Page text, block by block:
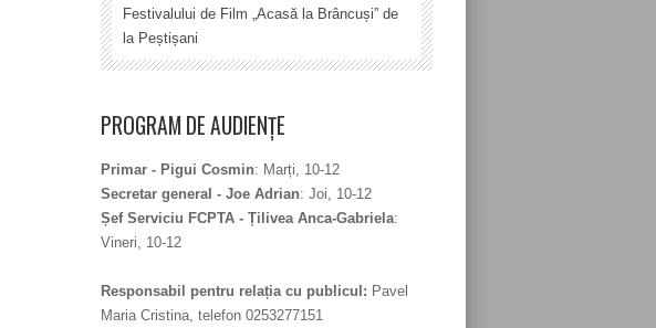
Festivalului de Film „Acasă la Brâncuși” de
la Peștișani
PROGRAM DE AUDIENȚE
Primar - Pigui Cosmin: Marți, 10-12
Secretar general - Joe Adrian: Joi, 10-12
Șef Serviciu FCPTA - Țilivea Anca-Gabriela:
Vineri, 10-12
Responsabil pentru relația cu publicul: Pavel
Maria Cristina, telefon 0253277151